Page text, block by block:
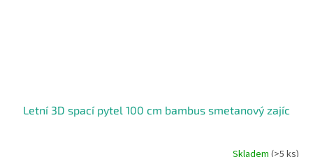
Letní 3D spací pytel 100 cm bambus smetanový zajíc
Skladem (>5 ks)